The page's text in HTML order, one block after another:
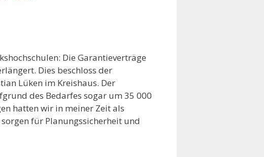
Die Garantieverträge
Dies beschloss der
Lüken im Kreishaus. Der
des Bedarfes sogar um 35 000
hatten wir in meiner Zeit als
für Planungssicherheit und